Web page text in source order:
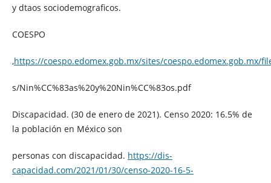
y dtaos sociodemograficos.
COESPO
,https://coespo.edomex.gob.mx/sites/coespo.edomex.gob.mx/
s/Nin%CC%83as%20y%20Nin%CC%83os.pdf
Discapacidad. (30 de enero de 2021). Censo 2020: 16.5% de
la población en México son
personas con discapacidad. https://dis-
capacidad.com/2021/01/30/censo-2020-16-5-